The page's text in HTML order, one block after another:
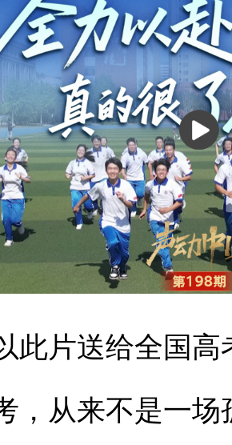
此片送给全国高
，从来不是一